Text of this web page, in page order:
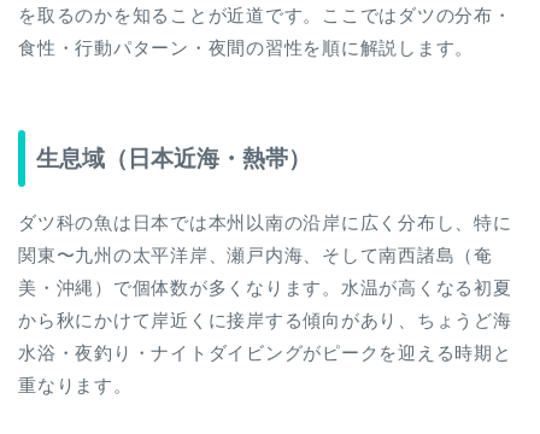
を取るのかを知ることが近道です。ここではダツの分布・
食性・行動パターン・夜間の習性を順に解説します。
生息域（日本近海・熱帯）
ダツ科の魚は日本では本州以南の沿岸に広く分布し、特に
関東〜九州の太平洋岸、瀬戸内海、そして南西諸島（奄
美・沖縄）で個体数が多くなります。水温が高くなる初夏
から秋にかけて岸近くに接岸する傾向があり、ちょうど海
水浴・夜釣り・ナイトダイビングがピークを迎える時期と
重なります。